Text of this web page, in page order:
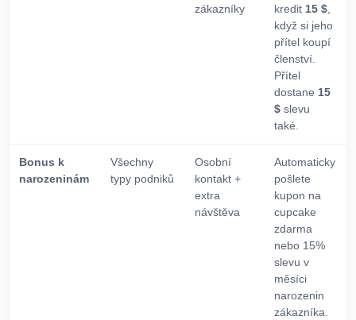
zákazníky
kredit 15 $
když si jeho
přítel koupí
členství.
Přítel
dostane 15
$ slevu
také.
Bonus k
narozeninám
Všechny
typy podniků
Osobní
kontakt +
extra
návštěva
Automaticky
pošlete
kupon na
cupcake
zdarma
nebo 15%
slevu v
měsíci
narozenin
zákazníka.